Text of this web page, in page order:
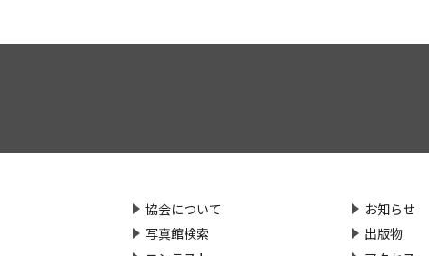
協会について
写真館検索
お知らせ
出版物